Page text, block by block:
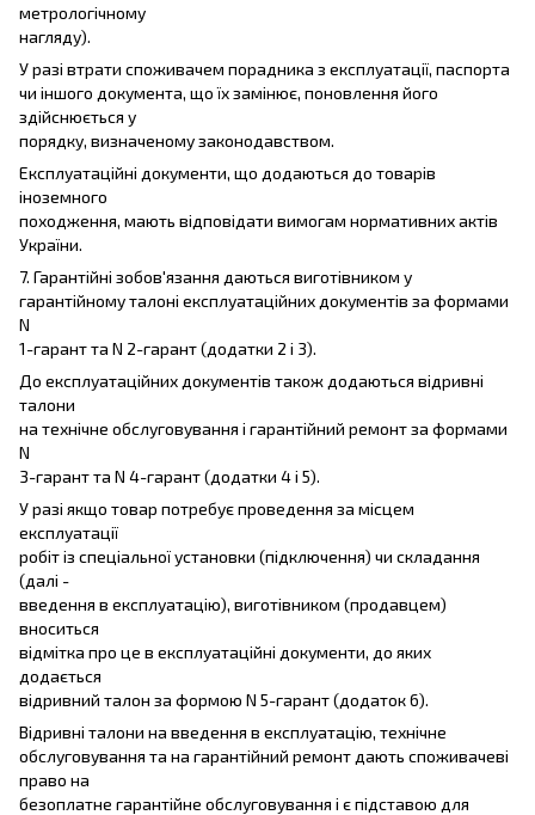
метрологічному
нагляду).
У разі втрати споживачем порадника з експлуатації, паспорта
чи іншого документа, що їх замінює, поновлення його
здійснюється у
порядку, визначеному законодавством.
Експлуатаційні документи, що додаються до товарів
іноземного
походження, мають відповідати вимогам нормативних актів
України.
7. Гарантійні зобов'язання даються виготівником у
гарантійному талоні експлуатаційних документів за формами
N
1-гарант та N 2-гарант (додатки 2 і 3).
До експлуатаційних документів також додаються відривні
талони
на технічне обслуговування і гарантійний ремонт за формами
N
3-гарант та N 4-гарант (додатки 4 і 5).
У разі якщо товар потребує проведення за місцем
експлуатації
робіт із спеціальної установки (підключення) чи складання
(далі -
введення в експлуатацію), виготівником (продавцем)
вноситься
відмітка про це в експлуатаційні документи, до яких
додається
відривний талон за формою N 5-гарант (додаток 6).
Відривні талони на введення в експлуатацію, технічне
обслуговування та на гарантійний ремонт дають споживачеві
право на
безоплатне гарантійне обслуговування і є підставою для